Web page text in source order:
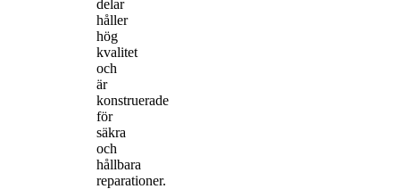
delar
håller
hög
kvalitet
och
är
konstruerade
för
säkra
och
hållbara
reparationer.